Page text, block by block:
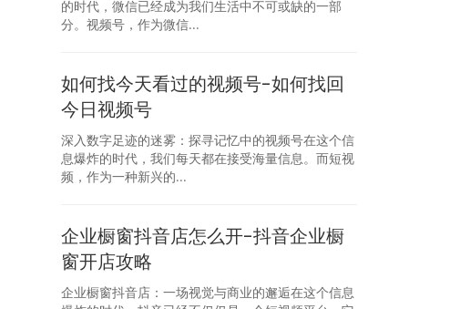
的时代，微信已经成为我们生活中不可或缺的一部
分。视频号，作为微信...
如何找今天看过的视频号-如何找回
今日视频号
深入数字足迹的迷雾：探寻记忆中的视频号在这个信
息爆炸的时代，我们每天都在接受海量信息。而短视
频，作为一种新兴的...
企业橱窗抖音店怎么开-抖音企业橱
窗开店攻略
企业橱窗抖音店：一场视觉与商业的邂逅在这个信息